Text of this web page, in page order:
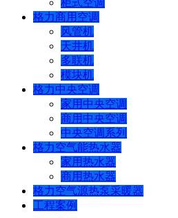
柜式空调
格力商用空调
风管机
天井机
多联机
模块机
格力中央空调
家用中央空调
商用中央空调
中央空调系列
格力空气能热水器
家用热水器
商用热水器
格力空气源热泵采暖器
工程案例